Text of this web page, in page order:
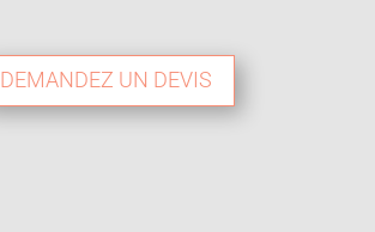
DEMANDEZ UN DEVIS